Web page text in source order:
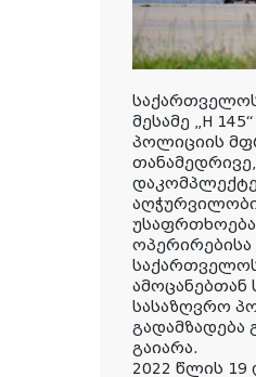
საქართველოს
მესამე „H
პოლიციის
ოპერირებისა
ამოცანებთან
სასაზღვრო
გადამზადება
გაიარა.
2022 წლის 19